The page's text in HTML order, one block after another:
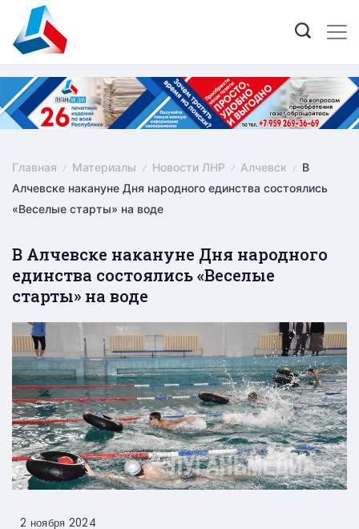
content
Главная Материалы Новости ЛНР Алчевск
В
Алчевске накануне Дня народного единства состоялись
«Веселые старты» на воде
В Алчевске накануне Дня народного
единства состоялись «Веселые
старты» на воде
2 ноября 2024